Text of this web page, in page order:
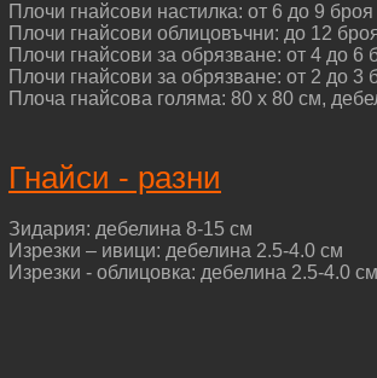
Плочи гнайсови настилка: от 6 до 9
Плочи гнайсови облицовъчни: до 12
Плочи гнайсови за обрязване: от 4 до
Плочи гнайсови за обрязване: от 2 до
Плоча гнайсова голяма: 80 х 80 см,
Гнайси - разни
Зидария: дебелина 8-15 см
Изрезки – ивици: дебелина 2.5-4.0 см
Изрезки - облицовка: дебелина 2.5-4.0 см